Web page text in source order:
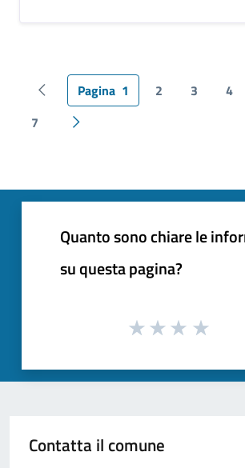
Pagina precedente
Pagina 1 2 3 4
7
Pagina successiva
Quanto sono chiare le
su questa pagina?
Contatta il comune